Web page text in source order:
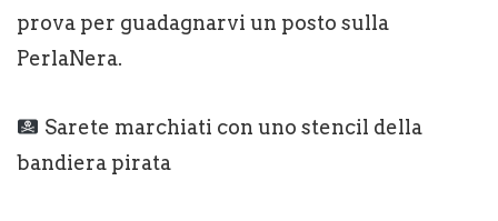
prova per guadagnarvi un posto sulla
PerlaNera.
Sarete marchiati con uno stencil della
bandiera pirata